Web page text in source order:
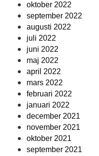
oktober 2022
september 2022
augusti 2022
juli 2022
juni 2022
maj 2022
april 2022
mars 2022
februari 2022
januari 2022
december 2021
november 2021
oktober 2021
september 2021